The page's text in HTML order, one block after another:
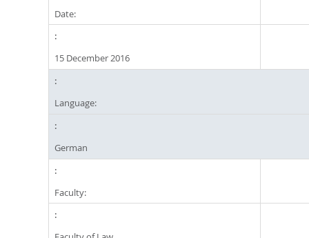
Date:
15 December 2016
Language:
German
Faculty: